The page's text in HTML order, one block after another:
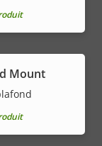
Mount​